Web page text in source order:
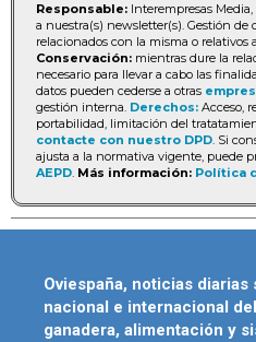
Responsable: Interempresas Media,
a nuestra(s) newsletter(s). Gestión de
relacionados con la misma o relativos
Conservación: mientras dure la
necesario para llevar a cabo las
datos pueden cederse a otras
gestión interna. Derechos: Acceso,
portabilidad, limitación del
contacte con nuestro DPD. Si
ajusta a la normativa vigente, puede
AEPD. Más información: Política
Oviespaña, noticias
nacional e internacional
ganadera, alimentación y